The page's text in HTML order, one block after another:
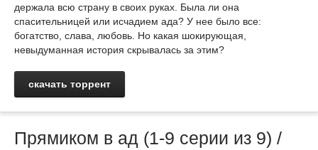
держала всю страну в своих руках. Была ли она
спасительницей или исчадием ада? У нее было все:
богатство, слава, любовь. Но какая шокирующая,
невыдуманная история скрывалась за этим?
скачать торрент
Прямиком в ад (1-9 cерии из 9) /